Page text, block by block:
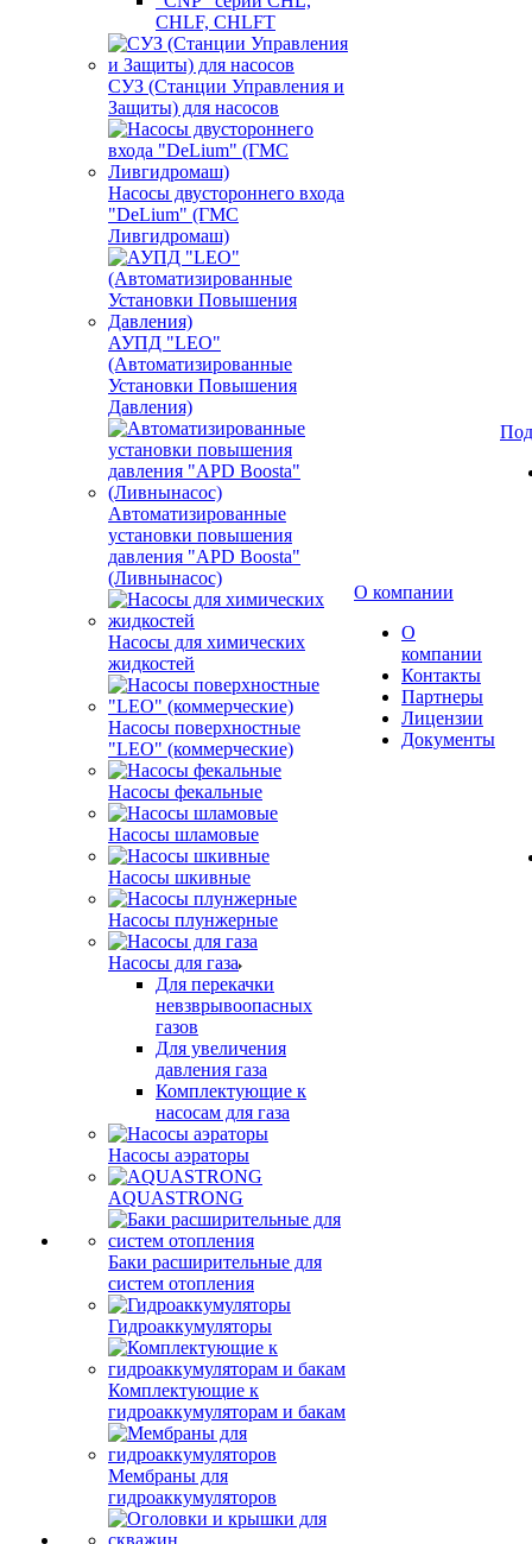
CHLF, CHLFT
СУЗ (Станции Управления и
Защиты) для насосов
Насосы двустороннего входа
"DeLium" (ГМС
Ливгидромаш)
АУПД "LEO"
(Автоматизированные
Установки Повышения
Давления)
Автоматизированные
установки повышения
давления "APD Boosta"
(Ливнынасос)
Насосы для химических
жидкостей
Насосы поверхностные
"LEO" (коммерческие)
Насосы фекальные
Насосы шламовые
Насосы шкивные
Насосы плунжерные
Насосы для газа
Для перекачки
невзврывоопасных
газов
Для увеличения
давления газа
Комплектующие к
насосам для газа
Насосы аэраторы
AQUASTRONG
Баки расширительные для
систем отопления
Гидроаккумуляторы
Комплектующие к
гидроаккумуляторам и бакам
Мембраны для
гидроаккумуляторов
О компании
О
компании
Контакты
Партнеры
Лицензии
Документы